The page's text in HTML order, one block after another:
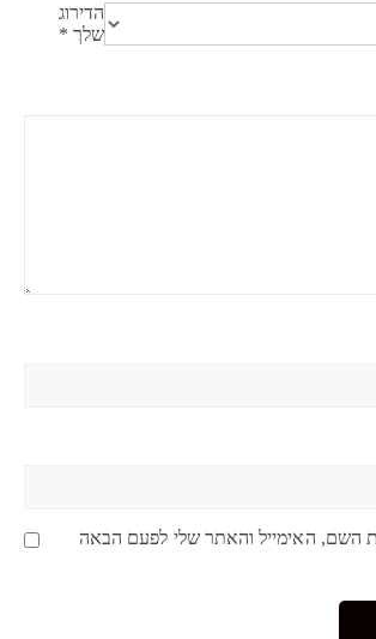
הדירוג
שלך *
השם, האימייל והאתר שלי לפעם הבאה